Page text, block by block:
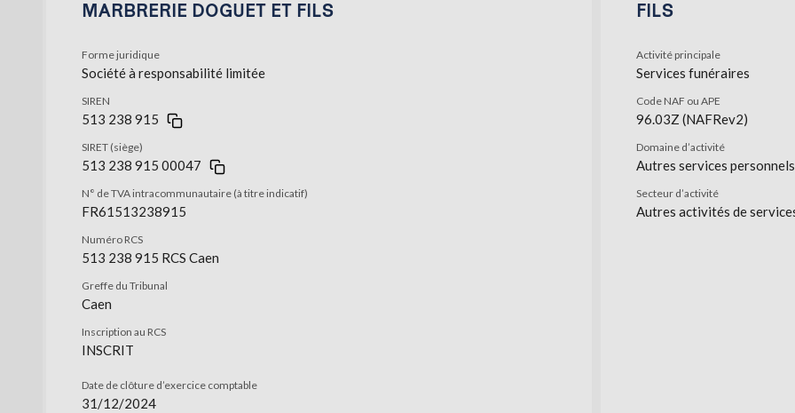
MARBRERIE DOGUET ET FILS
Forme juridique
Société à responsabilité limitée
SIREN
513 238 915
SIRET (siège)
513 238 915 00047
N° de TVA intracommunautaire (à titre indicatif)
FR61513238915
Numéro RCS
513 238 915 RCS Caen
Greffe du Tribunal
Caen
Inscription au RCS
INSCRIT
Date de clôture d’exercice comptable
31/12/2024
FILS
Activité principale
Services funéraires
Code NAF ou APE
96.03Z (NAFRev2)
Domaine d’activité
Autres services personnels
Secteur d’activité
Autres activités de